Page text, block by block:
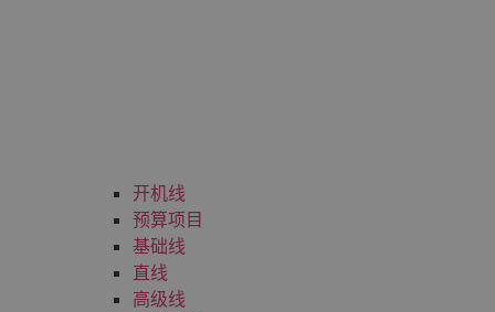
开机线
预算项目
基础线
直线
高级线